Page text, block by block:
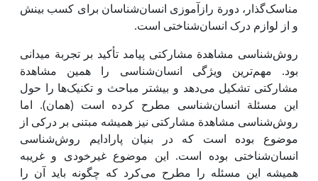
مناسک‌گذار، دورة رازآموزی انسان‌شناسان برای کسب بینش
و از لوازم درک انسان‌شناختی است.
روش‌شناسی مشاهدة مشارکتی پیامد تأکید بر تجربة میدانی
بود. مهم‌ترین ویژگی انسان‌شناسی را همین مشاهدة
مشارکتی تشکیل می‌دهد و بیشتر مباحث و تکنیک‌ها را حول
‌این مسئلة انسان‌شناسی مطرح کرده است (همان). اما
روش‌شناسی مشاهدة مشارکتی نیز همیشه مبتنی بر درکی از
موضوع بوده است که در بنیان پارادایم روش‌شناسی
انسان‌شناختی بوده است. ‌این موضوع غیرخودی و غریبه
همیشه ‌این مسئله را مطرح می‌کرد که چگونه باید آن را